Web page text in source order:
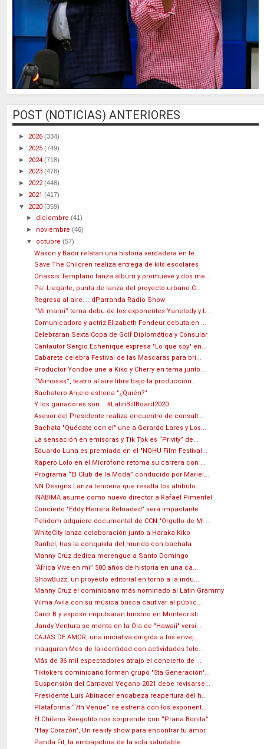
POST (NOTICIAS) ANTERIORES
► 2026 (334)
► 2025 (749)
► 2024 (718)
► 2023 (478)
► 2022(448)
► 2021 (417)
▼ 2020 (359)
► diciembre(41)
► noviembre(46)
▼ octubre(57)
Wason y Badir relatan una historia verdadera en te...
Save The Children realiza entrega de kits escolares
Onassis Templario lanza álbum y promueve y dos me...
Pa' Llegarte, punta de lanza del proyecto urbano C...
Regresa al aire.... dParranda Radio Show
“Mi mami” tema debu de los exponentes Yanelody y L...
Comunicadora y actriz Elizabeth Fondeur debuta en ...
Celebraran Sexta Copa de Golf Diplomática y Consular
Cantautor Sergio Echenique expresa "Lo que soy" en...
Cabarete celebra Festival de las Mascaras para bri...
Productor Yondoe une a Kiko y Cherry en tema junto...
“Mimosas”, teatro al aire libre bajo la producción...
Bachatero Anjelo estrena "¿Quién?"
Y los ganadores son... #LatinBillBoard2020
Asesor del Presidente realiza encuentro de consult...
Bachata "Quédate con el" une a Gerardo Lares y Los...
La sensación en emisoras y Tik Tok es “Privity” de...
Eduardo Luna es premiada en el "NOHU Film Festival...
Rapero Lolo en el Micrófono retoma su carrera con ...
Programa “El Club de la Moda” conducido por Mariel...
NN Designs Lanza lencería que resalta los atributo...
INABIMA asume como nuevo director a Rafael Pimentel
Concierto "Eddy Herrera Reloaded" será impactante
Pelidom adquiere documental de CCN "Orgullo de Mi ...
WhiteCity lanza colaboración junto a Haraka Kiko
Ranfiel, tras la conquista del mundo con bachata
Manny Cruz dedica merengue a Santo Domingo
“África Vive en mi” 500 años de historia en una ca...
ShowBuzz, un proyecto editorial en torno a la indu...
Manny Cruz el dominicano más nominado al Latin Grammy
Vilma Avila con su música busca cautivar al públic...
Cardi B y esposo impulsaran turismo en Montecristi
Jandy Ventura se monta en la Ola de "Hawaii" versi...
CAJAS DE AMOR, una iniciativa dirigida a los envej...
Inauguran Mes de la identidad con actividades folc...
Más de 36 mil espectadores atrajo el concierto de ...
Tiktokers dominicano forman grupo "5ta Generación"...
Suspensión del Carnaval Vegano 2021 debe revisarse...
Presidente Luis Abinader encabeza reapertura del h...
Plataforma “7th Venue” se estrena con los exponent...
El Chileno Reegolito nos sorprende con “Prana Bonita”
"Hay Corazón", Un reality show para encontrar tu amor
Panda Fit, la embajadora de la vida saludable